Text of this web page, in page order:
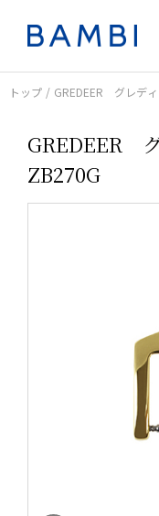
トップ GREDEER グレデ
GREDEER
ZB270G